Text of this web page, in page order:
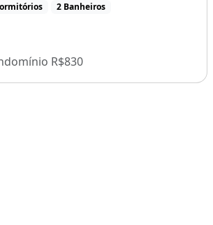
Churrasqueira
2 Banheiros
R$830